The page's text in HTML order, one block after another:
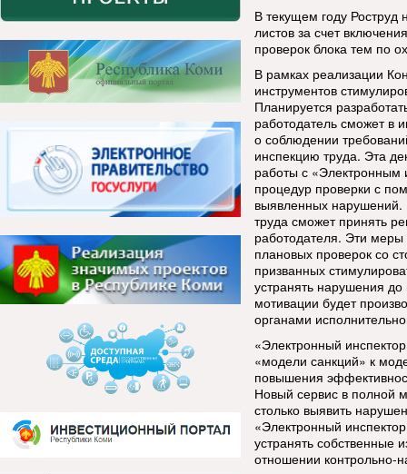
В текущем году
листов за счет
проверок блока тем по
В рамках реализации
инструментов
Планируется
работодатель сможет в
о соблюдении
инспекцию труда. Эта
работы с «Электронным
процедур проверки с
выявленных нарушений.
труда сможет принять
работодателя. Эти меры
плановых проверок со
призванных
устранять нарушения до
мотивации будет
органами
«Электронный
«модели санкций» к
повышения
Новый сервис в полной
столько выявить
«Электронный
устранять собственные
отношении контрольно-